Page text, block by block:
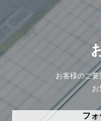
お客様のご
フ